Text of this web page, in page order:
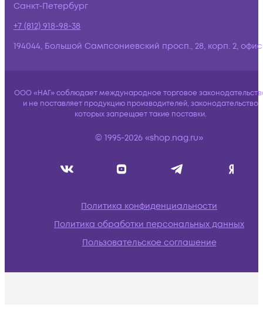
Санкт-Петербург
+7 (812) 918-98-38
194044, Большой Сампсониевский просп., 28, корп. 2,
ООО «НАГ» соблюдает международное торговое
и не поставляет продукцию производителей, законодательство
которых запрещает такие поставки.
© 1995-2026 «shop.nag.ru»
Политика конфиденциальности
Политика обработки персональных данных
Пользовательское соглашение